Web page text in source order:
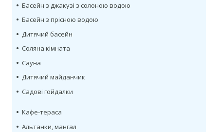
• Басейн з джакузі з солоною водою
• Басейн з прісною водою
• Дитячий басейн
• Соляна кімната
• Сауна
• Дитячий майданчик
• Садові гойдалки
• Кафе-тераса
• Альтанки, мангал